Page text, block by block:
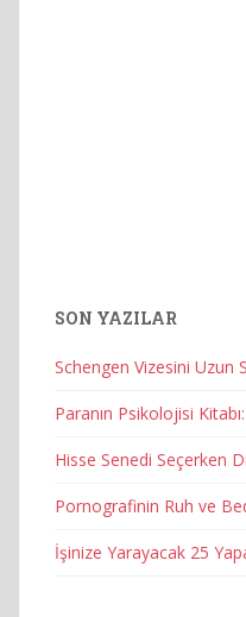
SON YAZILAR
Schengen Vizesini Uzun
Paranın Psikolojisi
Hisse Senedi Seçerken
Pornografinin Ruh ve
İşinize Yarayacak 25